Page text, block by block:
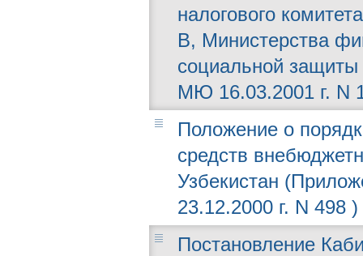
налогового
В, Министерства
социальной защиты
МЮ 16.03.2001 г. N
Положение о
средств
Узбекистан
23.12.2000 г. N 498 )
Постановление